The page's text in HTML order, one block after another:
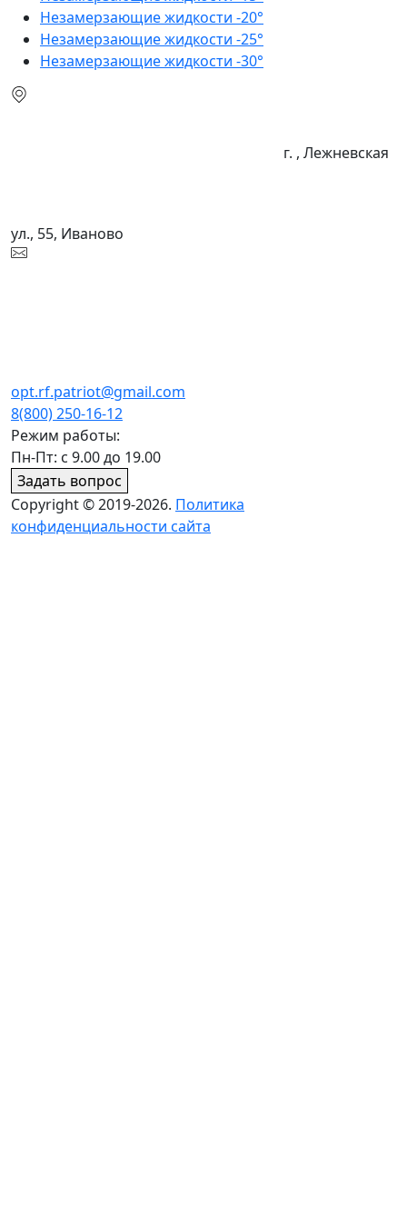
Незамерзающие жидкости -20°
Незамерзающие жидкости -25°
Незамерзающие жидкости -30°
г. , Лежневская
ул., 55, Иваново
opt.rf.patriot@gmail.com
8(800) 250-16-12
Режим работы:
Пн-Пт: с 9.00 до 19.00
Задать вопрос
Copyright © 2019-2026. Политика
конфиденциальности сайта